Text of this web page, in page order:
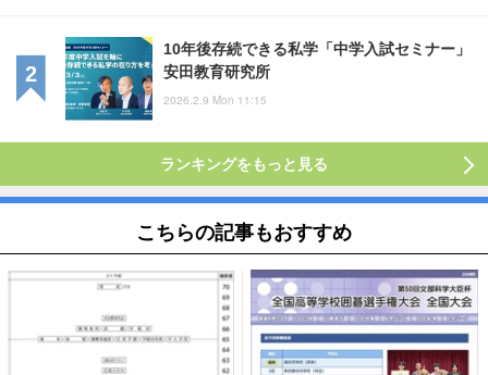
10年後存続できる私学「中学入試セミナー」
安田教育研究所
2026.2.9 Mon 11:15
ランキングをもっと見る
こちらの記事もおすすめ